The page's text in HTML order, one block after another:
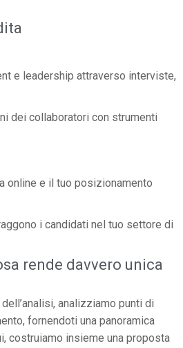
e leadership attraverso interviste,
dei collaboratori con strumenti
online e il tuo posizionamento
i candidati nel tuo settore di
rende davvero unica
analizziamo punti di
fornendoti una panoramica
costruiamo insieme una proposta